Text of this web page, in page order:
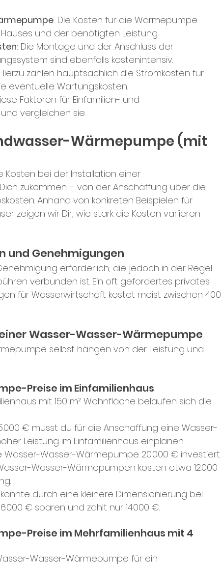
: Die Kosten für die Wärmepumpe
und der benötigten Leistung.
: Die Montage und der Anschluss der
sind ebenfalls kostenintensiv.
zählen hauptsächlich die Stromkosten für
eventuelle Wartungskosten.
Faktoren für Einfamilien- und
vergleichen sie.
Wärmepumpe (mit
Kosten bei der Installation einer
zukommen – von der Anschaffung über die
Anhand von konkreten Beispielen für
zeigen wir Dir, wie stark die Kosten variieren
und Genehmigungen
erforderlich, die jedoch in der Regel
verbunden ist. Ein oft gefordertes privates
für Wasserwirtschaft kostet meist zwischen 400
Wasser-Wasser-Wärmepumpe
selbst hängen von der Leistung und
Preise im Einfamilienhaus
mit 150 m² Wohnfläche belaufen sich die
€ musst du für die Anschaffung eine Wasser-
Leistung im Einfamilienhaus einplanen.
Wasser-Wasser-Wärmepumpe 20.000 € investiert.
Wasser-Wärmepumpen kosten etwa 12.000
durch eine kleinere Dimensionierung bei
€ sparen und zahlt nur 14.000 €.
Preise im Mehrfamilienhaus mit 4
Wasser-Wärmepumpe für ein